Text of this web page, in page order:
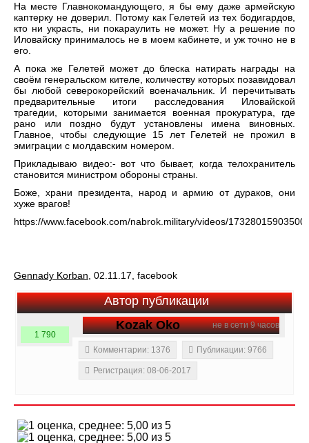
На месте Главнокомандующего, я бы ему даже армейскую
каптерку не доверил. Потому как Гелетей из тех бодигардов,
кто ни украсть, ни покараулить не может. Ну а решение по
Иловайску принималось не в моем кабинете, и уж точно не в
его.
А пока же Гелетей может до блеска натирать награды на
своём генеральском кителе, количеству которых позавидовал
бы любой северокорейский военачальник. И перечитывать
предварительные итоги расследования Иловайской
трагедии, которыми занимается военная прокуратура, где
рано или поздно будут установлены имена виновных.
Главное, чтобы следующие 15 лет Гелетей не прожил в
эмиграции с молдавским номером.
Прикладываю видео:- вот что бывает, когда телохранитель
становится министром обороны страны.
Боже, храни президента, народ и армию от дураков, они
хуже врагов!
https://www.facebook.com/nabrok.military/videos/
Gennady Korban, 02.11.17, facebook
Автор публикации
не в сети 9 часов
Kozak Oko
1 790
Комментарии: 1376
Публикации: 9766
Регистрация: 08-06-2017